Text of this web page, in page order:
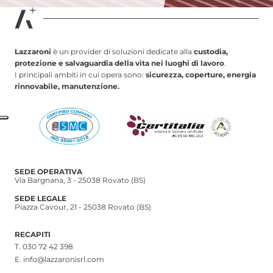
Lazzaroni è un provider di soluzioni dedicate alla custodia,
protezione e salvaguardia della vita nei luoghi di lavoro.
I principali ambiti in cui opera sono: sicurezza, coperture, energia
rinnovabile, manutenzione.
SEDE OPERATIVA
Via Bargnana, 3 - 25038 Rovato (BS)
SEDE LEGALE
Piazza Cavour, 21 - 25038 Rovato (BS)
RECAPITI
T. 030 72 42 398
E. info@lazzaronisrl.com